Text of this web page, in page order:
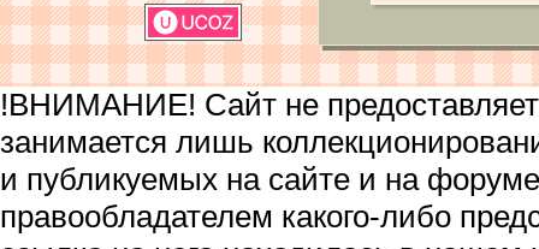
!ВНИМАНИЕ! Сайт не предоставляет
занимается лишь
и публикуемых на сайте и на
правообладателем какого-либо